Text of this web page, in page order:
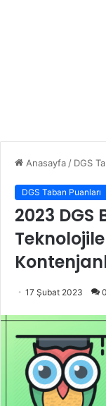
Anasayfa / DGS
DGS Taban Puanları
2023 DGS
17 Şubat 2023 0